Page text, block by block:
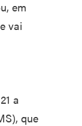
em
vai
a
que